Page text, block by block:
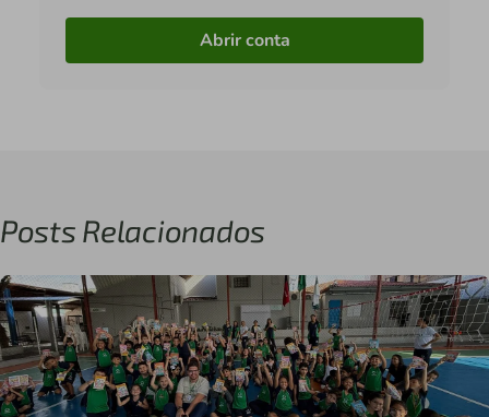
Abrir conta
Posts Relacionados